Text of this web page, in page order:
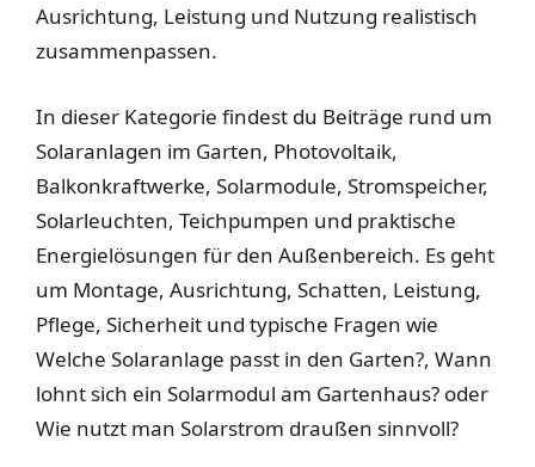
Ausrichtung, Leistung und Nutzung realistisch
zusammenpassen.
In dieser Kategorie findest du Beiträge rund um
Solaranlagen im Garten, Photovoltaik,
Balkonkraftwerke, Solarmodule, Stromspeicher,
Solarleuchten, Teichpumpen und praktische
Energielösungen für den Außenbereich. Es geht
um Montage, Ausrichtung, Schatten, Leistung,
Pflege, Sicherheit und typische Fragen wie
Welche Solaranlage passt in den Garten?, Wann
lohnt sich ein Solarmodul am Gartenhaus? oder
Wie nutzt man Solarstrom draußen sinnvoll?